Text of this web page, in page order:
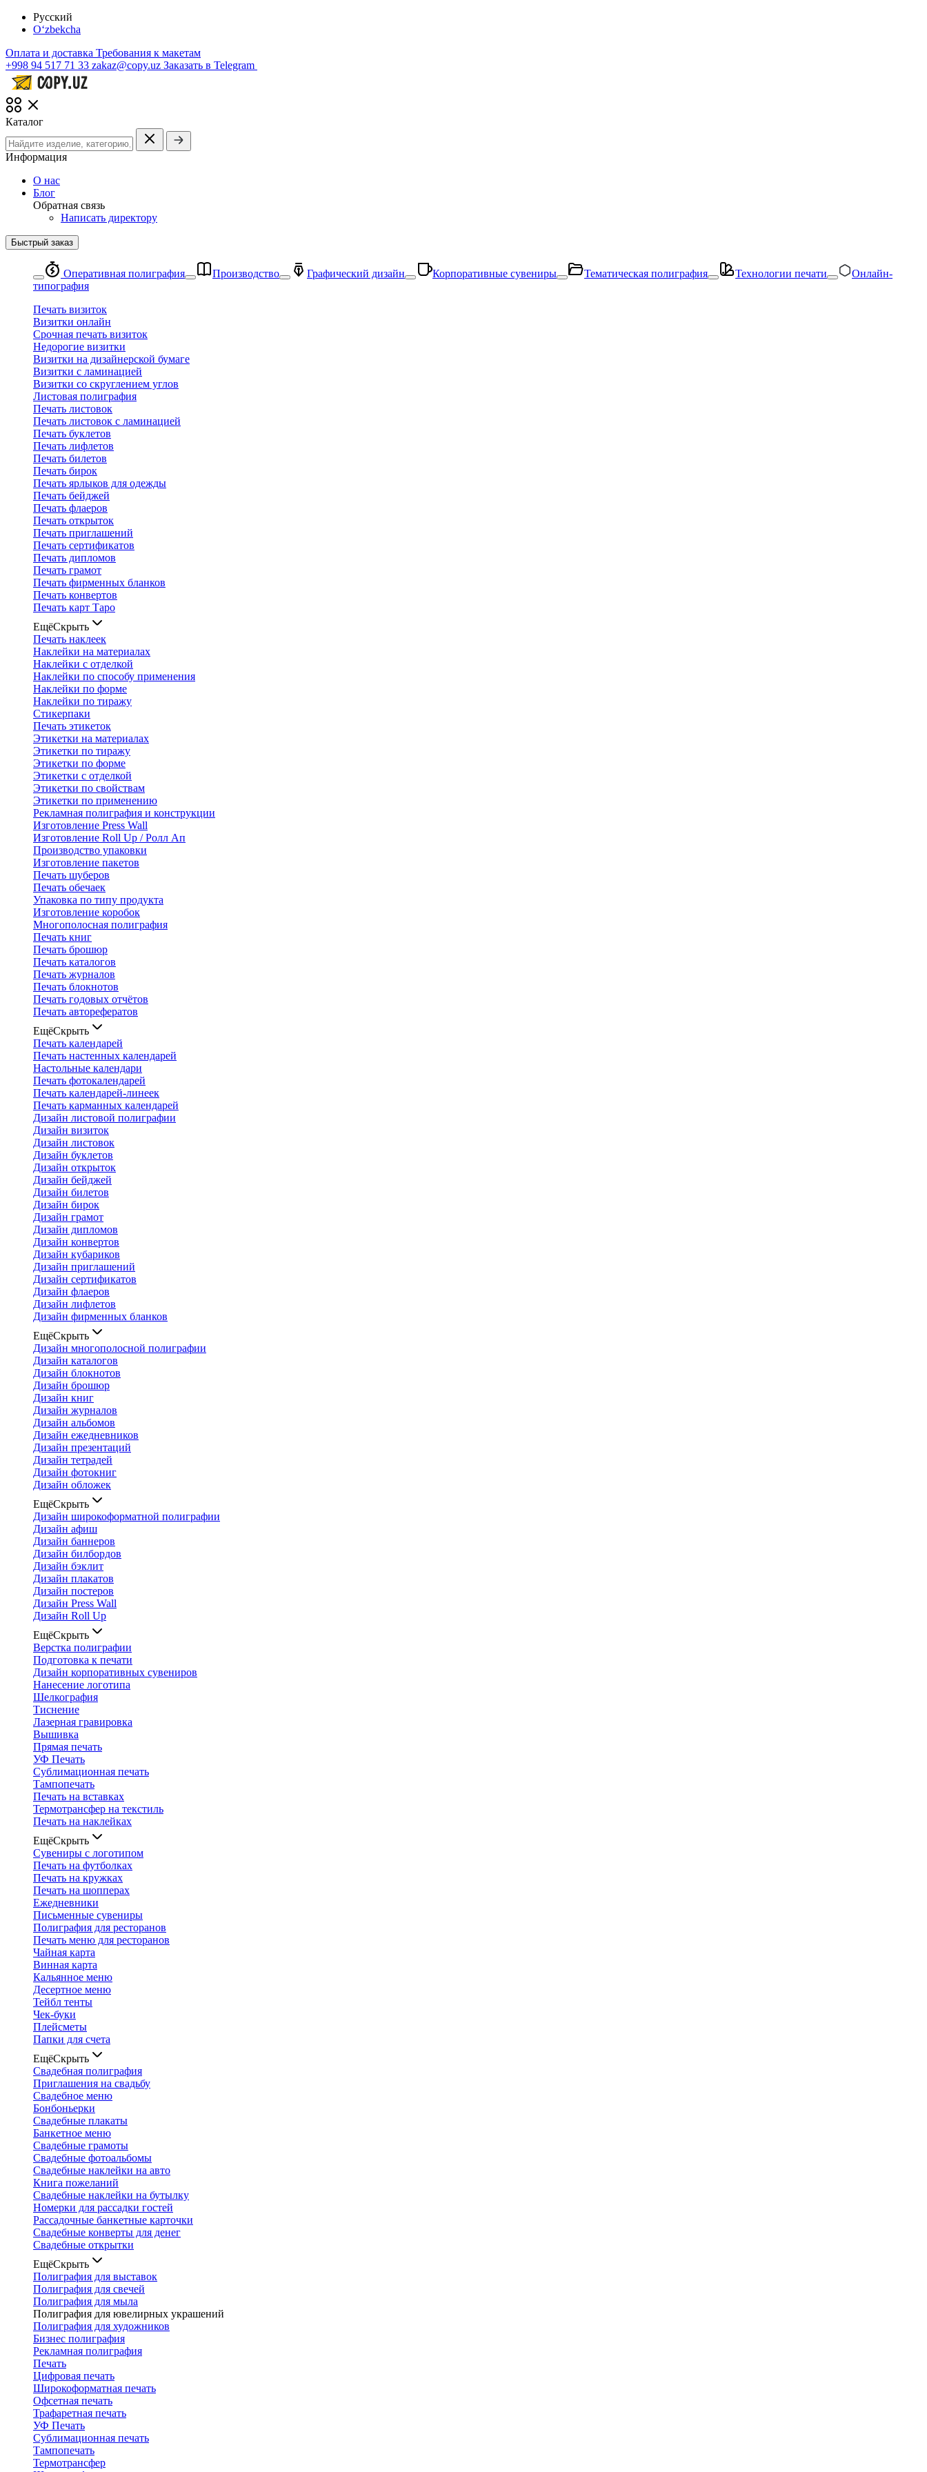
Русский
O‘zbekcha
Оплата и доставка Требования к макетам
+998 94 517 71 33 zakaz@copy.uz Заказать в Telegram
Каталог
Информация
О нас
Блог
Обратная связь
Написать директору
Быстрый заказ
Оперативная полиграфия Производство Графический дизайн Корпоративные сувениры Тематическая полиграфия Технологии печати
Онлайн-
типография
Печать визиток
Визитки онлайн
Срочная печать визиток
Недорогие визитки
Визитки на дизайнерской бумаге
Визитки с ламинацией
Визитки со скруглением углов
Листовая полиграфия
Печать листовок
Печать листовок с ламинацией
Печать буклетов
Печать лифлетов
Печать билетов
Печать бирок
Печать ярлыков для одежды
Печать бейджей
Печать флаеров
Печать открыток
Печать приглашений
Печать сертификатов
Печать дипломов
Печать грамот
Печать фирменных бланков
Печать конвертов
Печать карт Таро
ЕщёСкрыть
Печать наклеек
Наклейки на материалах
Наклейки с отделкой
Наклейки по способу применения
Наклейки по форме
Наклейки по тиражу
Стикерпаки
Печать этикеток
Этикетки на материалах
Этикетки по тиражу
Этикетки по форме
Этикетки с отделкой
Этикетки по свойствам
Этикетки по применению
Рекламная полиграфия и конструкции
Изготовление Press Wall
Изготовление Roll Up / Ролл Ап
Производство упаковки
Изготовление пакетов
Печать шуберов
Печать обечаек
Упаковка по типу продукта
Изготовление коробок
Многополосная полиграфия
Печать книг
Печать брошюр
Печать каталогов
Печать журналов
Печать блокнотов
Печать годовых отчётов
Печать авторефератов
ЕщёСкрыть
Печать календарей
Печать настенных календарей
Настольные календари
Печать фотокалендарей
Печать календарей-линеек
Печать карманных календарей
Дизайн листовой полиграфии
Дизайн визиток
Дизайн листовок
Дизайн буклетов
Дизайн открыток
Дизайн бейджей
Дизайн билетов
Дизайн бирок
Дизайн грамот
Дизайн дипломов
Дизайн конвертов
Дизайн кубариков
Дизайн приглашений
Дизайн сертификатов
Дизайн флаеров
Дизайн лифлетов
Дизайн фирменных бланков
ЕщёСкрыть
Дизайн многополосной полиграфии
Дизайн каталогов
Дизайн блокнотов
Дизайн брошюр
Дизайн книг
Дизайн журналов
Дизайн альбомов
Дизайн ежедневников
Дизайн презентаций
Дизайн тетрадей
Дизайн фотокниг
Дизайн обложек
ЕщёСкрыть
Дизайн широкоформатной полиграфии
Дизайн афиш
Дизайн баннеров
Дизайн билбордов
Дизайн бэклит
Дизайн плакатов
Дизайн постеров
Дизайн Press Wall
Дизайн Roll Up
ЕщёСкрыть
Верстка полиграфии
Подготовка к печати
Дизайн корпоративных сувениров
Нанесение логотипа
Шелкография
Тиснение
Лазерная гравировка
Вышивка
Прямая печать
УФ Печать
Сублимационная печать
Тампопечать
Печать на вставках
Термотрансфер на текстиль
Печать на наклейках
ЕщёСкрыть
Сувениры с логотипом
Печать на футболках
Печать на кружках
Печать на шопперах
Ежедневники
Письменные сувениры
Полиграфия для ресторанов
Печать меню для ресторанов
Чайная карта
Винная карта
Кальянное меню
Десертное меню
Тейбл тенты
Чек-буки
Плейсметы
Папки для счета
ЕщёСкрыть
Свадебная полиграфия
Приглашения на свадьбу
Свадебное меню
Бонбоньерки
Свадебные плакаты
Банкетное меню
Свадебные грамоты
Свадебные фотоальбомы
Свадебные наклейки на авто
Книга пожеланий
Свадебные наклейки на бутылку
Номерки для рассадки гостей
Рассадочные банкетные карточки
Свадебные конверты для денег
Свадебные открытки
ЕщёСкрыть
Полиграфия для выставок
Полиграфия для свечей
Полиграфия для мыла
Полиграфия для ювелирных украшений
Полиграфия для художников
Бизнес полиграфия
Рекламная полиграфия
Печать
Цифровая печать
Широкоформатная печать
Офсетная печать
Трафаретная печать
УФ Печать
Сублимационная печать
Тампопечать
Термотрансфер